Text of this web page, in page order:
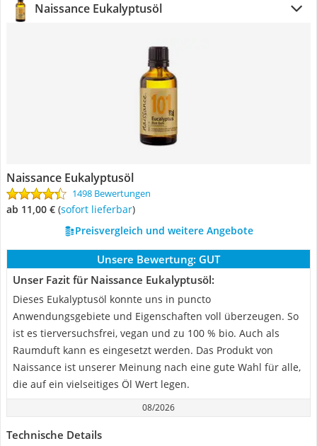
Naissance Eukalyptusöl
Naissance Eukalyptusöl
1498 Bewertungen
ab 11,00 € ( Sofort lieferbar)
Preisvergleich und weitere Angebote
Unsere Bewertung: GUT
Unser Fazit für Naissance Eukalyptusöl:
Dieses Eukalyptusöl konnte uns in puncto
Anwendungsgebiete und Eigenschaften voll überzeugen. So
ist es tierversuchsfrei, vegan und zu 100 % bio. Auch als
Raumduft kann es eingesetzt werden. Das Produkt von
Naissance ist unserer Meinung nach eine gute Wahl für alle,
die auf ein vielseitiges Öl Wert legen.
08/2026
Technische Details